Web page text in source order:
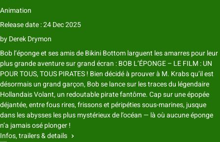
Animation
Release date : 24 Dec 2025
byDerek Drymon
Bob l’éponge et ses amis de Bikini Bottom larguent les amarres pour leur
plus grande aventure sur grand écran : BOB L’ÉPONGE – LE FILM : UN
POUR TOUS, TOUS PIRATES ! Bien décidé à prouver à M. Krabs qu’il est
désormais un grand garçon, Bob se lance sur les traces du légendaire
Hollandais Volant, un redoutable pirate fantôme. Cap sur une épopée
déjantée, entre fous rires, frissons et péripéties sous-marines, jusque
dans les abysses les plus mystérieux de l’océan — là où aucune éponge
n’a jamais osé plonger !
Infos, trailers & details